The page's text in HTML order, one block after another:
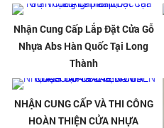
Nhận Cung Cấp Lắp Đặt Cửa Gỗ
Nhựa Abs Hàn Quốc Tại Long
Thành
NHẬN CUNG CẤP VÀ THI CÔNG
HOÀN THIỆN CỬA NHỰA